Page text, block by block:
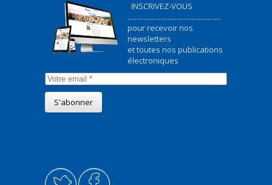
INSCRIVEZ-VOUS
...................................................
pour recevoir nos
newsletters
et toutes nos publications
électroniques